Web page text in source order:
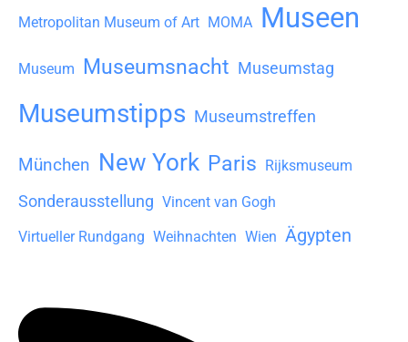
Metropolitan Museum of Art MOMA Museen
Museum Museumsnacht Museumstag
Museumstipps Museumstreffen
München New York Paris Rijksmuseum
Sonderausstellung Vincent van Gogh
Virtueller Rundgang Weihnachten Wien Ägypten